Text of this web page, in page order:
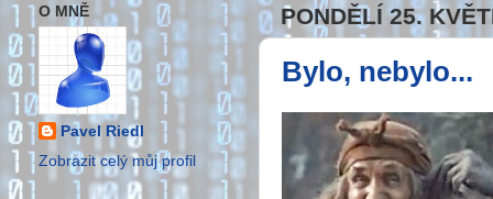
PONDĚLÍ 25.
Bylo, nebylo...
O MNĚ
Pavel Riedl
Zobrazit celý můj profil